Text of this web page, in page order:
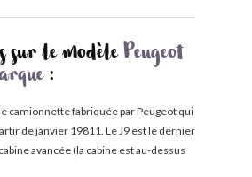
sur le modèle Peugeot
:
camionnette fabriquée par Peugeot qui
de janvier 19811. Le J9 est le dernier
avancée (la cabine est au-dessus